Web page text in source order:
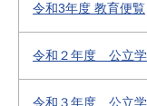
令和3年度 教育便覧
令和２年度 公立学
令和３年度 公立学